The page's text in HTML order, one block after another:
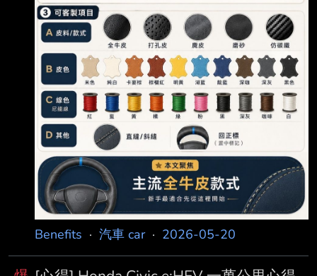
檔時間來慢慢弄，一定可以一次就縫出服
Benefits · 汽車 car· 2026-05-20